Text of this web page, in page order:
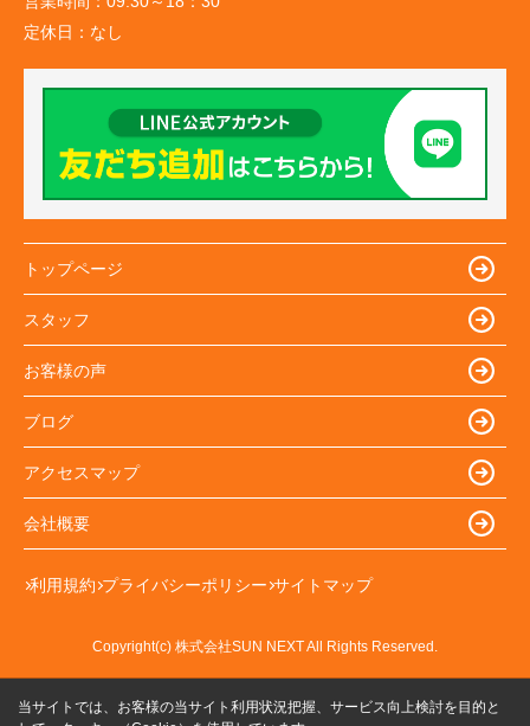
定休日： なし
トップページ
スタッフ
お客様の声
ブログ
アクセスマップ
会社概要
利用規約 プライバシーポリシー サイトマップ
Copyright(c) 株式会社SUN NEXT All Rights Reserved.
当サイトでは、お客様の当サイト利用状況把握、サービス向上検討を目的と